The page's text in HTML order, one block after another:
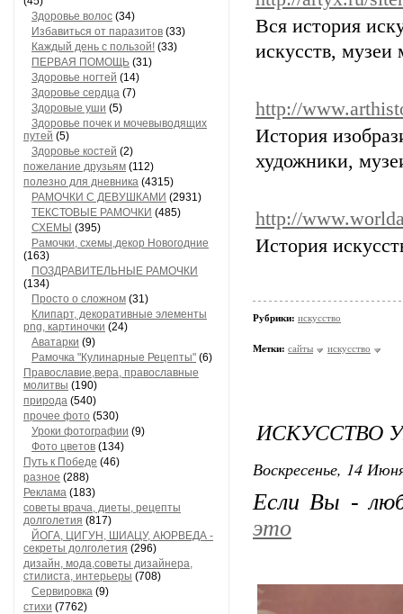
Здоровье волос (34)
Избавиться от паразитов (33)
Каждый день с пользой! (33)
ПЕРВАЯ ПОМОЩЬ (31)
Здоровье ногтей (14)
Здоровье сердца (7)
Здоровые уши (5)
Здоровье почек и мочевыводящих
путей (5)
Здоровье костей (2)
пожелание друзьям (112)
полезно для дневника (4315)
РАМОЧКИ С ДЕВУШКАМИ (2931)
ТЕКСТОВЫЕ РАМОЧКИ (485)
СХЕМЫ (395)
Рамочки, схемы,декор Новогодние
(163)
ПОЗДРАВИТЕЛЬНЫЕ РАМОЧКИ
(134)
Просто о сложном (31)
Клипарт, декоративные элементы
png, картиночки (24)
Аватарки (9)
Рамочка "Кулинарные Рецепты" (6)
Православие,вера, православные
молитвы (190)
природа (540)
прочее фото (530)
Уроки фотографии (9)
Фото цветов (134)
Путь к Победе (46)
разное (288)
Реклама (183)
советы врача, диеты, рецепты
долголетия (817)
ЙОГА, ЦИГУН, ШИАЦУ, АЮРВЕДА -
секреты долголетия (296)
дизайн, мода,советы дизайнера,
стилиста, интерьеры (708)
Сервировка (9)
стихи (7762)
Вся история
искусств,
http://
История
художники,
http://
История
Рубрики: искусство
Метки: сайты искусство
ИСКУССТВО
Воскресенье, 14
Если Вы -
это